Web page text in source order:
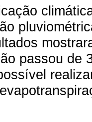
passou de